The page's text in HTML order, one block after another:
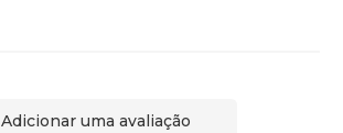
Adicionar uma avaliação